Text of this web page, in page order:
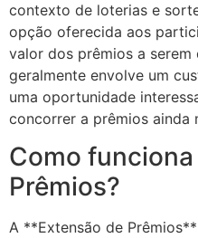
contexto de loterias e
opção oferecida aos
valor dos prêmios a serem
geralmente envolve um
uma oportunidade
concorrer a prêmios ainda
Como
Prêmios?
A **Extensão de